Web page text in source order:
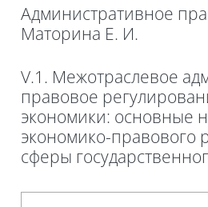
Административное
Маторина Е. И.
V.1. Межотраслевое
правовое
экономики: основные
экономико-правового
сферы